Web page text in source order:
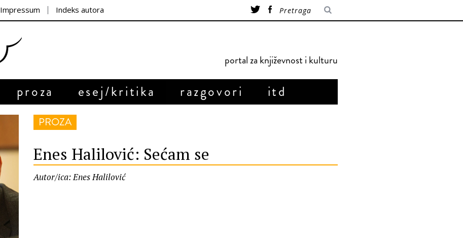
Impressum Indeks autora
portal za književnost i kulturu
proza esej/kritika razgovori itd
PROZA
Enes Halilović: Sećam se
Autor/ica: Enes Halilović